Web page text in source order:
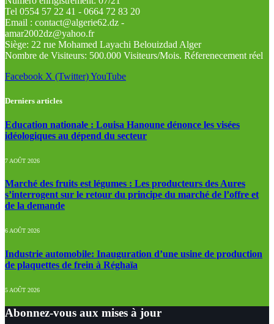
Tel 0554 57 22 41 - 0664 72 83 20
Email : contact@algerie62.dz -
amar2002dz@yahoo.fr
Siège: 22 rue Mohamed Layachi Belouizdad Alger
Nombre de Visiteurs: 500.000 Visiteurs/Mois. Réferenecement réel
Facebook X (Twitter)YouTube
Derniers articles
Education nationale : Louisa Hanoune dénonce les visées
idéologiques au dépend du secteur
7 AOÛT 2026
Marché des fruits est légumes : Les producteurs des Aures
s’interrogent sur le retour du principe du marché de l’offre et
de la demande
6 AOÛT 2026
Industrie automobile: Inauguration d’une usine de production
de plaquettes de frein à Réghaïa
5 AOÛT 2026
Abonnez-vous aux mises à jour